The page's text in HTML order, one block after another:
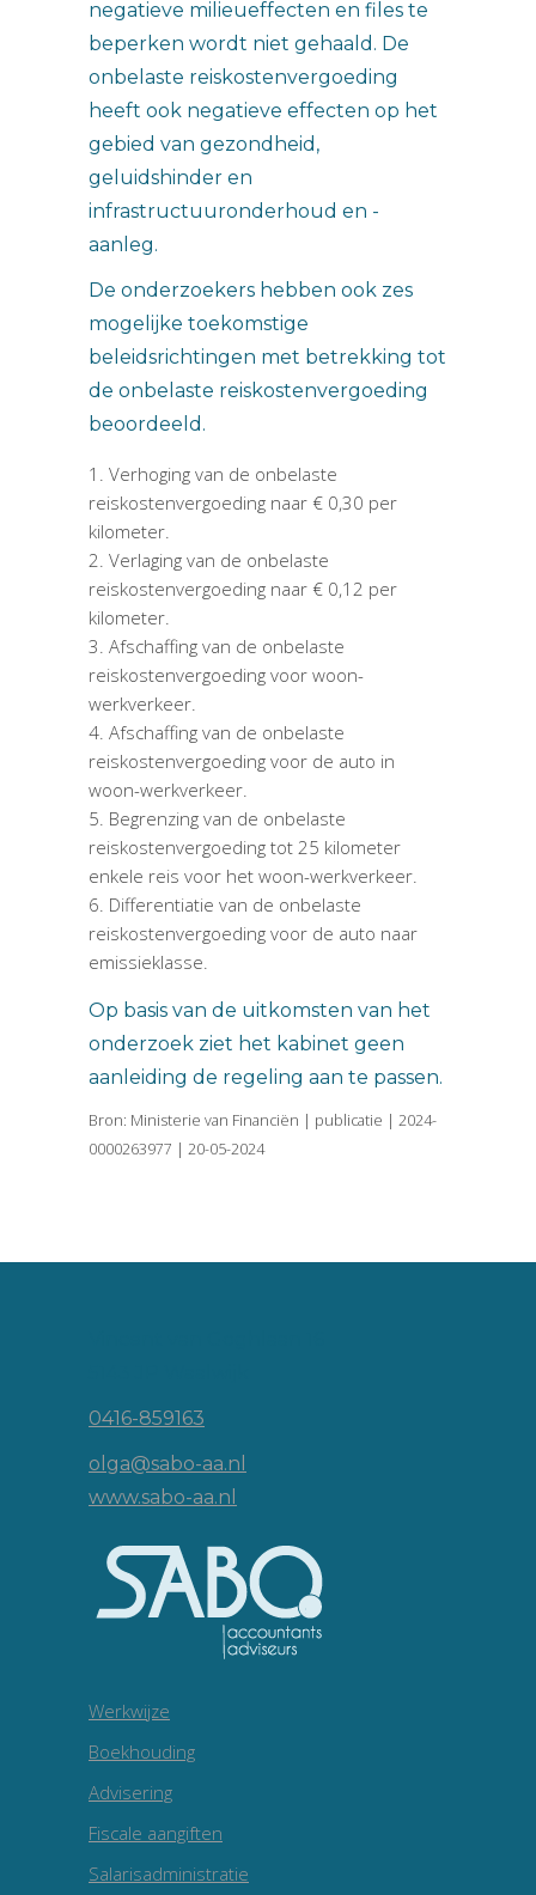
negatieve milieueffecten en files te
beperken wordt niet gehaald. De
onbelaste reiskostenvergoeding
heeft ook negatieve effecten op het
gebied van gezondheid,
geluidshinder en
infrastructuuronderhoud en -
aanleg.
De onderzoekers hebben ook zes
mogelijke toekomstige
beleidsrichtingen met betrekking tot
de onbelaste reiskostenvergoeding
beoordeeld.
Verhoging van de onbelaste
reiskostenvergoeding naar € 0,30 per
kilometer.
Verlaging van de onbelaste
reiskostenvergoeding naar € 0,12 per
kilometer.
Afschaffing van de onbelaste
reiskostenvergoeding voor woon-
werkverkeer.
Afschaffing van de onbelaste
reiskostenvergoeding voor de auto in
woon-werkverkeer.
Begrenzing van de onbelaste
reiskostenvergoeding tot 25 kilometer
enkele reis voor het woon-werkverkeer.
Differentiatie van de onbelaste
reiskostenvergoeding voor de auto naar
emissieklasse.
Op basis van de uitkomsten van het
onderzoek ziet het kabinet geen
aanleiding de regeling aan te passen.
Bron: Ministerie van Financiën | publicatie | 2024-
0000263977 | 20-05-2024
0416-859163
olga@sabo-aa.nl
www.sabo-aa.nl
Werkwijze
Boekhouding
Advisering
Fiscale aangiften
Salarisadministratie